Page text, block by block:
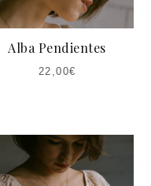
Alba Pendientes
22,00€